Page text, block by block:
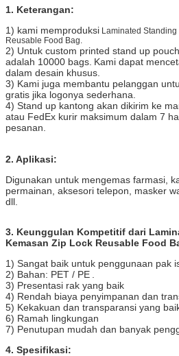
1. Keterangan:
1) kami memproduksi Laminated
Reusable Food Bag.
2) Untuk custom printed stand up
adalah 10000 bags. Kami dapat
dalam desain khusus.
3) Kami juga membantu pelanggan
gratis jika logonya sederhana.
4) Stand up kantong akan dikirim ke
atau FedEx kurir maksimum dalam 7
pesanan.
2. Aplikasi:
Digunakan untuk mengemas farmasi,
permainan, aksesori telepon, masker
dll.
3. Keunggulan Kompetitif dari
Kemasan Zip Lock Reusable Food
1) Sangat baik untuk penggunaan pak
2) Bahan: PET / PE
3) Presentasi rak yang baik
4) Rendah biaya penyimpanan dan
5) Kekakuan dan transparansi yang
6) Ramah lingkungan
7) Penutupan mudah dan banyak
4. Spesifikasi: